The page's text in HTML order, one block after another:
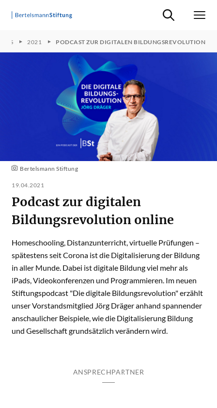
Suche ein-/
2021 PODCAST ZUR DIGITALEN BILDUNGSREVOLUTION
Bertelsmann Stiftung
19.04.2021
Podcast zur digitalen
Bildungsrevolution online
Homeschooling, Distanzunterricht, virtuelle Prüfungen –
spätestens seit Corona ist die Digitalisierung der Bildung
in aller Munde. Dabei ist digitale Bildung viel mehr als
iPads, Videokonferenzen und Programmieren. Im neuen
Stiftungspodcast "Die digitale Bildungsrevolution" erzählt
unser Vorstandsmitglied Jörg Dräger anhand spannender
anschaulicher Beispiele, wie die Digitalisierung Bildung
und Gesellschaft grundsätzlich verändern wird.
ANSPRECHPARTNER